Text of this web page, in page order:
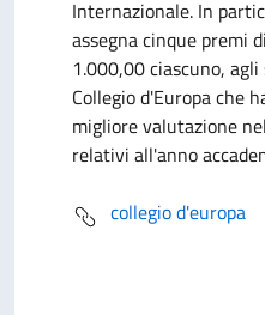
Internazionale. In
assegna cinque premi
1.000,00 ciascuno,
Collegio d'Europa che
migliore valutazione
relativi all'anno
collegio d'europa